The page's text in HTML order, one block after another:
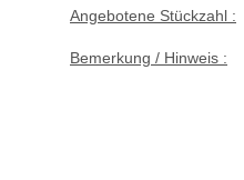
Angebotene Stückzahl :
Bemerkung / Hinweis :